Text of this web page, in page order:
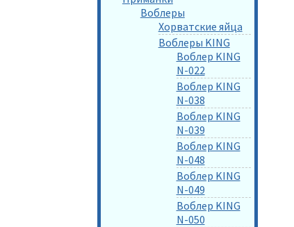
Воблеры
Хорватские яйца
Воблеры KING
Воблер KING
N-022
Воблер KING
N-038
Воблер KING
N-039
Воблер KING
N-048
Воблер KING
N-049
Воблер KING
N-050